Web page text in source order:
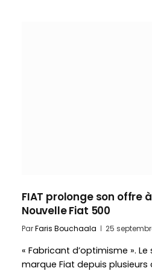
FIAT prolonge son offre
Nouvelle Fiat 500
ParFaris Bouchaala 25
« Fabricant d’optimisme ».
marque Fiat depuis